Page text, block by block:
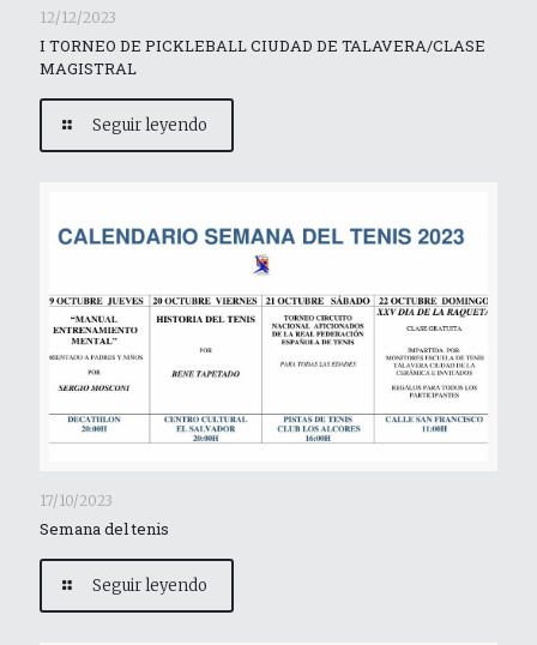
12/12/2023
I TORNEO DE PICKLEBALL CIUDAD DE TALAVERA/CLASE
MAGISTRAL
Seguir leyendo
17/10/2023
Semana del tenis
Seguir leyendo